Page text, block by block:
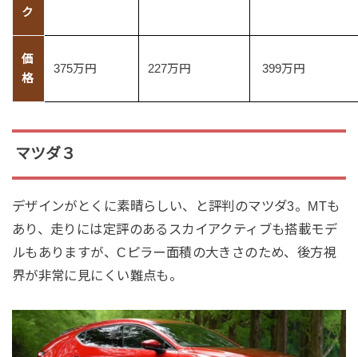
ク
価
格
375万円 227万円 399万円
マツダ３
デザインがとくに素晴らしい、と評判のマツダ3。MTも
あり、走りには定評のあるスカイアクティブも搭載モデ
ルもありますが、Cピラー面積の大きさのため、後方視
界が非常に見にくい難点も。